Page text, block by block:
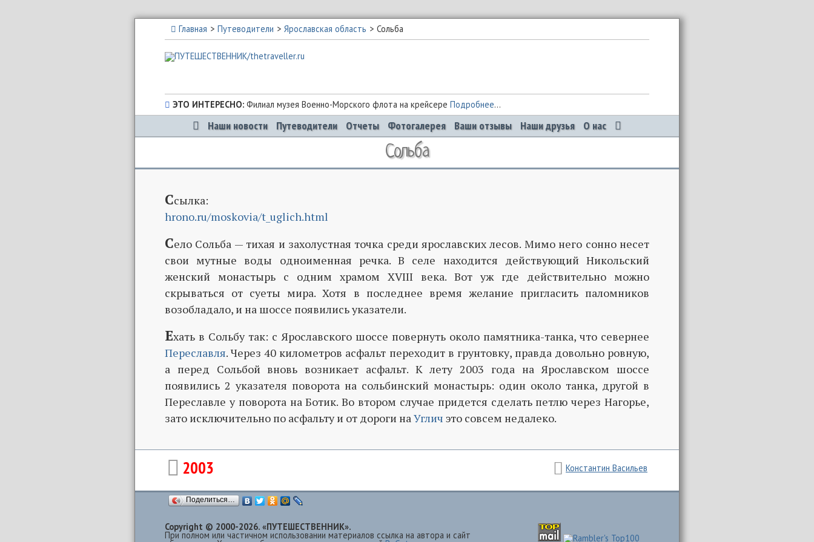
Главная Путеводители Ярославская область Сольба
ЭТО ИНТЕРЕСНО: Филиал музея Военно-Морского флота на крейсере Подробнее...
Наши новости Путеводители Отчеты Фотогалерея Ваши отзывы Наши друзья О нас
Сольба
Ссылка:
hrono.ru/moskovia/t_uglich.html
Село Сольба — тихая и захолустная точка среди ярославских лесов. Мимо него сонно несет
свои мутные воды одноименная речка. В селе находится действующий Никольский
женский монастырь с одним храмом XVIII века. Вот уж где действительно можно
скрываться от суеты мира. Хотя в последнее время желание пригласить паломников
возобладало, и на шоссе появились указатели.
Ехать в Сольбу так: с Ярославского шоссе повернуть около памятника-танка, что севернее
Переславля. Через 40 километров асфальт переходит в грунтовку, правда довольно ровную,
а перед Сольбой вновь возникает асфальт. К лету 2003 года на Ярославском шоссе
появились 2 указателя поворота на сольбинский монастырь: один около танка, другой в
Переславле у поворота на Ботик. Во втором случае придется сделать петлю через Нагорье,
зато исключительно по асфальту и от дороги наУглич это совсем недалеко.
2003 Константин Васильев
Поделиться…
Copyright © 2000-2026. «ПУТЕШЕСТВЕННИК».
При полном или частичном использовании материалов ссылка на автора и сайт